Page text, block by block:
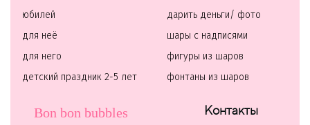
юбилей
для неё
для него
детский праздник 2-5 лет
дарить деньги/ фото
шары с надписями
фигуры из шаров
фонтаны из шаров
Bon bon bubbles Контакты